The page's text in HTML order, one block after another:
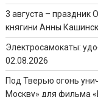
3 августа – праздник
княгини Анны
Электросамокаты:
02.08.2026
Под Тверью огонь
Москву» для фильма